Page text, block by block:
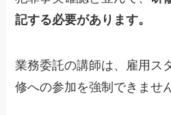
記する必要があります。
業務委託の講師は、雇用ス
修への参加を強制できませ